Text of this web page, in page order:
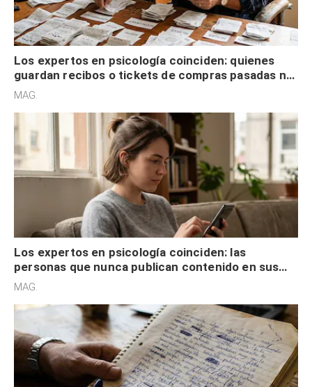
Los expertos en psicología coinciden: quienes
guardan recibos o tickets de compras pasadas no
son acumuladores, sino que tienen necesidad de
MAG.
Los expertos en psicología coinciden: las
personas que nunca publican contenido en sus
redes sociales no pretenden buscar validación
MAG.